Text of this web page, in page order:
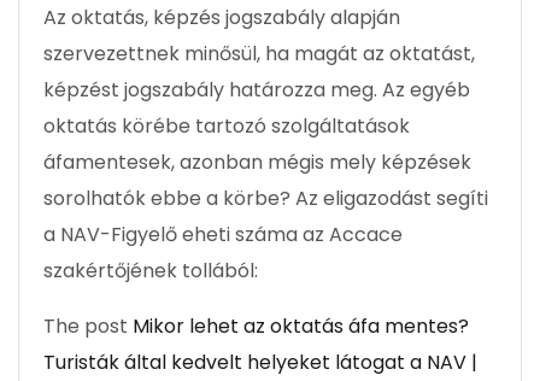
Az oktatás, képzés jogszabály alapján
szervezettnek minősül, ha magát az oktatást,
képzést jogszabály határozza meg. Az egyéb
oktatás körébe tartozó szolgáltatások
áfamentesek, azonban mégis mely képzések
sorolhatók ebbe a körbe? Az eligazodást segíti
a NAV-Figyelő eheti száma az Accace
szakértőjének tollából:
The post Mikor lehet az oktatás áfa mentes?
Turisták által kedvelt helyeket látogat a NAV |